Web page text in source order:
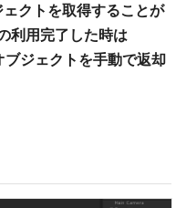
クトを取得することが
利用完了した時は
ジェクトを手動で返却